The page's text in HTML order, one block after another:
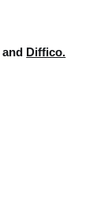
and Diffico.